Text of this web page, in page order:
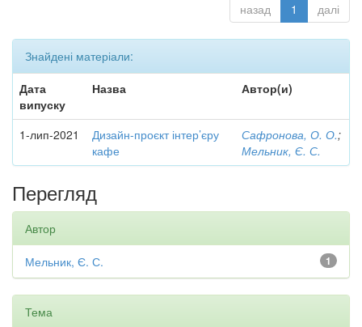
назад 1 далі
Знайдені матеріали:
Дата
випуску
Назва Автор(и)
1-лип-2021
Дизайн-проєкт інтер’єру
кафе
Сафронова, О. О.;
Мельник, Є. С.
Перегляд
Автор
1
Мельник, Є. С.
Тема